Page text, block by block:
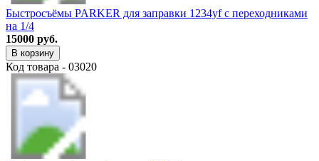
Быстросъёмы PARKER для заправки 1234yf с переходниками
на 1/4
15000 руб.
В корзину
Код товара - 03020